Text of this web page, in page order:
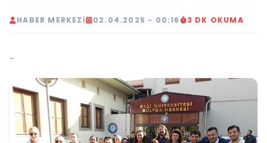
HABER MERKEZI 02.04.2025 - 00:16 3 DK OKUMA
..